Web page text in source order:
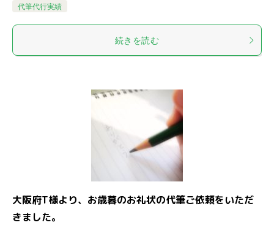
代筆代行実績
続きを読む
大阪府T様より、お歳暮のお礼状の代筆ご依頼をいただ
きました。